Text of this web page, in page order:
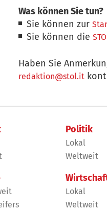
Was können Sie tun?
Sie können zur
Sie können die
Haben Sie
redaktion@stol.it
Politik
Lokal
Weltweit
Lokal
Weltweit